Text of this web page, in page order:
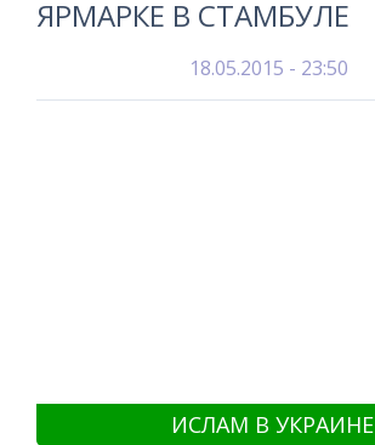
ЯРМАРКЕ В СТАМБУЛЕ
18.05.2015 - 23:50
ИСЛАМ В УКРАИНЕ